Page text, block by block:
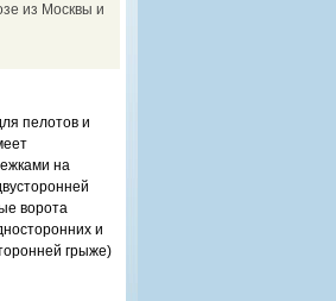
из Москвы и
пелотов и
на
ворота
и
грыже)